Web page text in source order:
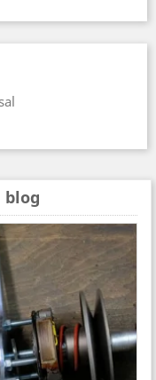
blog